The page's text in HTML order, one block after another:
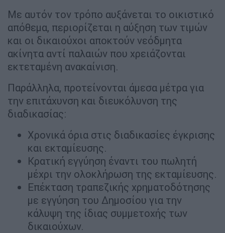
Με αυτόν τον τρόπο αυξάνεται το οικιστικό
απόθεμα, περιορίζεται η αύξηση των τιμών
και οι δικαιούχοι αποκτούν νεόδμητα
ακίνητα αντί παλαιών που χρειάζονται
εκτεταμένη ανακαίνιση.
Παράλληλα, προτείνονται άμεσα μέτρα για
την επιτάχυνση και διευκόλυνση της
διαδικασίας:
Χρονικά όρια στις διαδικασίες έγκρισης
και εκταμίευσης.
Κρατική εγγύηση έναντι του πωλητή
μέχρι την ολοκλήρωση της εκταμίευσης.
Επέκταση τραπεζικής χρηματοδότησης
με εγγύηση του Δημοσίου για την
κάλυψη της ίδιας συμμετοχής των
δικαιούχων.